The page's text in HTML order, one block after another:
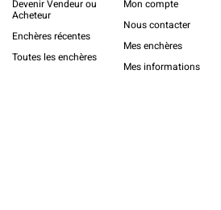
Devenir Vendeur ou
Acheteur
Enchères récentes
Toutes les enchères
Mon compte
Nous contacter
Mes enchères
Mes informations